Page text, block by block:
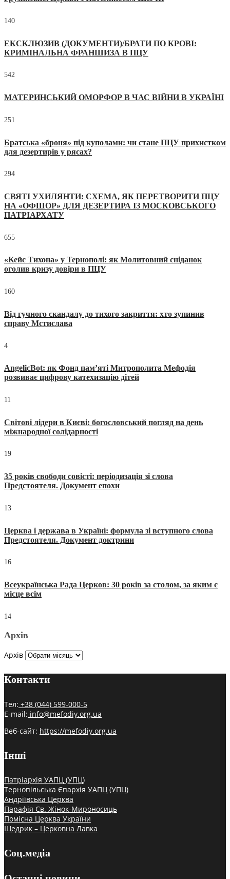
140
ЕКСКЛЮЗИВ (ДОКУМЕНТИ)/БРАТИ ПО КРОВІ:
КРИМІНАЛЬНА ФРАНШИЗА В ПЦУ
542
МАТЕРИНСЬКИЙ ОМОРФОР В ЧАС ВІЙНИ В УКРАЇНІ
251
Братська «броня» під куполами: чи стане ПЦУ прихистком
для дезертирів у рясах?
294
СВЯТІ УХИЛЯНТИ: СХЕМА, ЯК ПЕРЕТВОРИТИ ПЦУ
НА «ОФШОР» ДЛЯ ДЕЗЕРТИРА ІЗ МОСКОВСЬКОГО
ПАТРІАРХАТУ
655
«Кейс Тихона» у Тернополі: як Молитовний сніданок
оголив кризу довіри в ПЦУ
160
Від гучного скандалу до тихого закриття: хто зупинив
справу Мстислава
4
AngelicBot: як Фонд пам’яті Митрополита Мефодія
розвиває цифрову катехизацію дітей
11
Світові лідери в Києві: богословський погляд на день
міжнародної солідарності
19
35 років свободи совісті: періодизація зі слова
Предстоятеля. Документ епохи
13
Церква і держава в Україні: формула зі вступного слова
Предстоятеля. Документ доктрини
16
Всеукраїнська Рада Церков: 30 років за столом, за яким є
місце всім
14
Архів
Архів
Контакти
Тел: +38 (044) 599-000-5
E-mail: info@mefodiy.org.ua
Веб-сайт: https://mefodiy.org.ua
Інші
Патріархія УАПЦ (УПЦ)
Тернопільська Єпархія УАПЦ (УПЦ)
Андріївська Церква
Парафія Св. Жінок-Мироносиць
Помісна Церква України
Щедрик – Церковна Лавка
Соц.медіа